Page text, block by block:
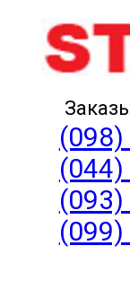
(098)
(044)
(093)
(099)